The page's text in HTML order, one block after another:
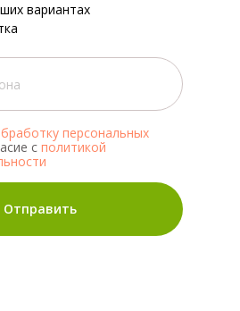
персональных
с политикой
Отправить
вариантах